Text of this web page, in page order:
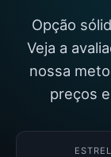
Opção
Veja a
nossa
preços